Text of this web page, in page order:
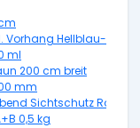
Vorhang Hellblau-
ml
200 cm breit
mm
Sichtschutz Rot 50
0,5 kg